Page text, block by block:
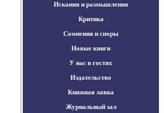
Искания и размышления
Критика
Сомнения и споры
Новые книги
У нас в гостях
Издательство
Книжная лавка
Журнальный зал